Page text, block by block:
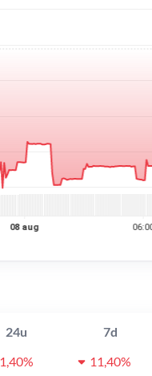
24u 7d
1,40% 11,40%